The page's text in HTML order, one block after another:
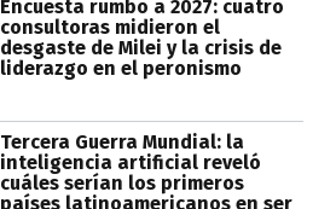
Encuesta rumbo a 2027: cuatro
consultoras midieron el
desgaste de Milei y la crisis de
liderazgo en el peronismo
Tercera Guerra Mundial: la
inteligencia artificial reveló
cuáles serían los primeros
países latinoamericanos en ser